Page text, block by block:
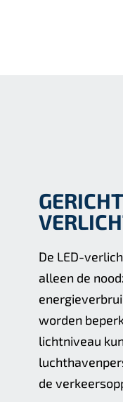
De LED-
alleen de
worden
lichtniveau
de